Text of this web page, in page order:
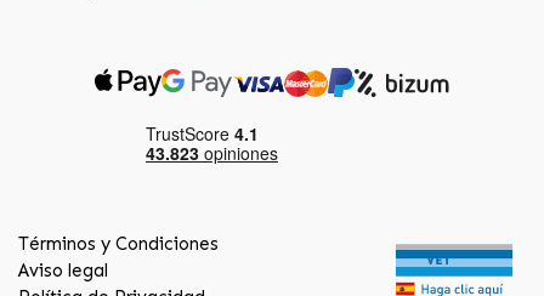
Términos y Condiciones
Aviso legal